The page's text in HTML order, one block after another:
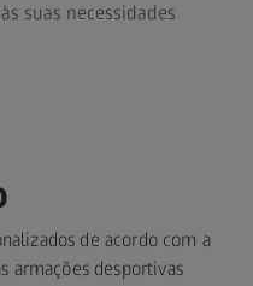
suas necessidades
de acordo com a
armações desportivas